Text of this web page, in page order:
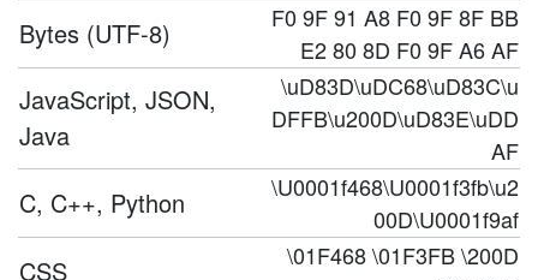
Bytes (UTF-8)
F0 9F 91 A8 F0 9F 8F BB
E2 80 8D F0 9F A6 AF
JavaScript, JSON,
Java
\uD83D\uDC68\uD83C\u
DFFB\u200D\uD83E\uDD
AF
C, C++, Python
\U0001f468\U0001f3fb\u2
00D\U0001f9af
CSS
\01F468 \01F3FB \200D